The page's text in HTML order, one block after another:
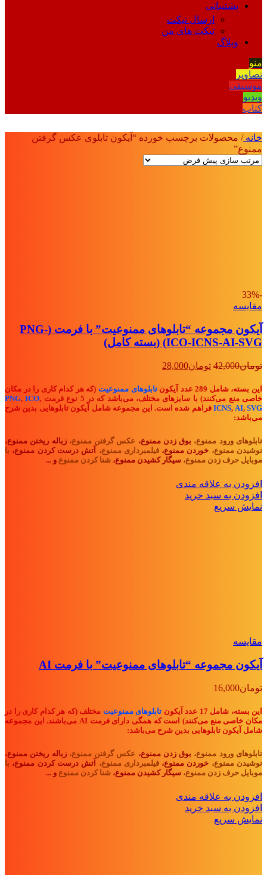
پشتیبانی
ارسال تیکت
تیکت های من
وبلاگ
منو
تصاویر
موسیقی
ویدیو
کتاب
خانه/ محصولات برچسب خورده “آیکون تابلوی عکس گرفتن
ممنوع”
-33%
مقايسه
آیکون مجموعه “تابلوهای ممنوعیت” با فرمت (PNG-
ICO-ICNS-AI-SVG) (بسته کامل)
تومان42,000 قیمت
تومان42,000
بود.
تومان28,000
تومان28,000.
این بسته، شامل 289 عدد آیکون تابلوهای ممنوعیت (که هر کدام کاری را در مکان
خاصی منع می‌کنند) با سایزهای مختلف، می‌باشد که در 5 نوع فرمت
PNG,ICO,
ICNS, AI,SVG
فراهم شده است. این مجموعه شامل آیکون تابلوهایی بدین شرح
می‌باشد:
تابلوهای ورود ممنوع، بوق زدن ممنوع، عکس گرفتن ممنوع، زباله ریختن ممنوع،
نوشیدن ممنوع، خوردن ممنوع،فیلمبرداری ممنوع، آتش درست کردن ممنوع، با
موبایل حرف زدن ممنوع، سیگار کشیدن ممنوع، شنا کردن ممنوع و ...
افزودن به علاقه مندی
افزودن به سبد خرید
نمایش سریع
مقايسه
آیکون مجموعه “تابلوهای ممنوعیت” با فرمت AI
تومان16,000
این بسته، شامل 17 عدد آیکون تابلوهای ممنوعیت مختلف (که هر کدام کاری را در
مکان خاصی منع می‌کنند) است که همگی دارای فرمت AI می‌باشند. این مجموعه
شامل آیکون تابلوهایی بدین شرح می‌باشد:
تابلوهای ورود ممنوع، بوق زدن ممنوع، عکس گرفتن ممنوع، زباله ریختن ممنوع،
نوشیدن ممنوع، خوردن ممنوع،فیلمبرداری ممنوع، آتش درست کردن ممنوع، با
موبایل حرف زدن ممنوع، سیگار کشیدن ممنوع، شنا کردن ممنوع و ...
افزودن به علاقه مندی
افزودن به سبد خرید
نمایش سریع